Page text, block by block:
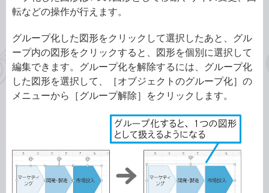
転などの操作が行えます。
グループ化した図形をクリックして選択したあと、グル
ープ内の図形をクリックすると、図形を個別に選択して
編集できます。グループ化を解除するには、グループ化
した図形を選択して、［オブジェクトのグループ化］の
メニューから［グループ解除］をクリックします。